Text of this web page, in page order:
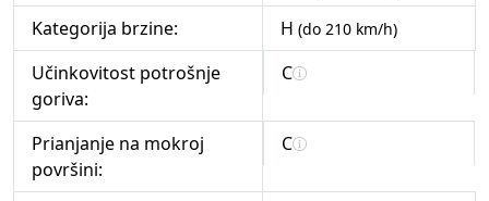
Kategorija brzine: H (do 210 km/h)
Učinkovitost potrošnje
goriva:
C
Prianjanje na mokroj
površini:
C